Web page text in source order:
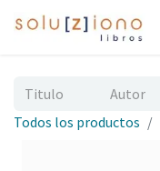
Todos los productos